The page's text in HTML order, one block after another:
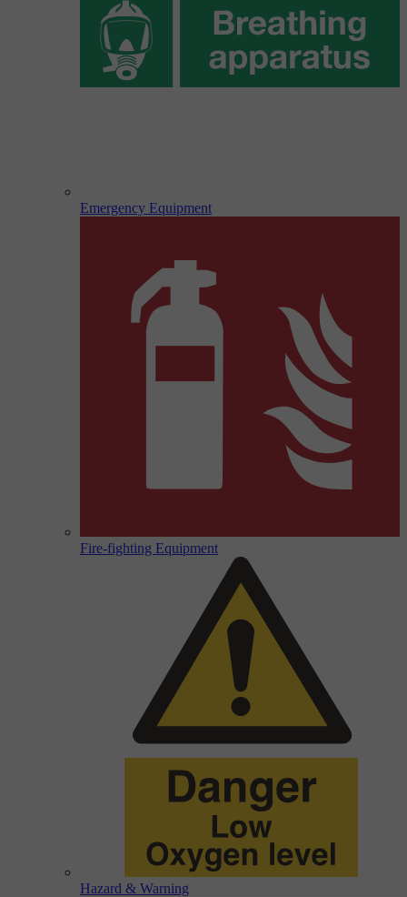
Emergency Equipment
Fire-fighting Equipment
Hazard & Warning